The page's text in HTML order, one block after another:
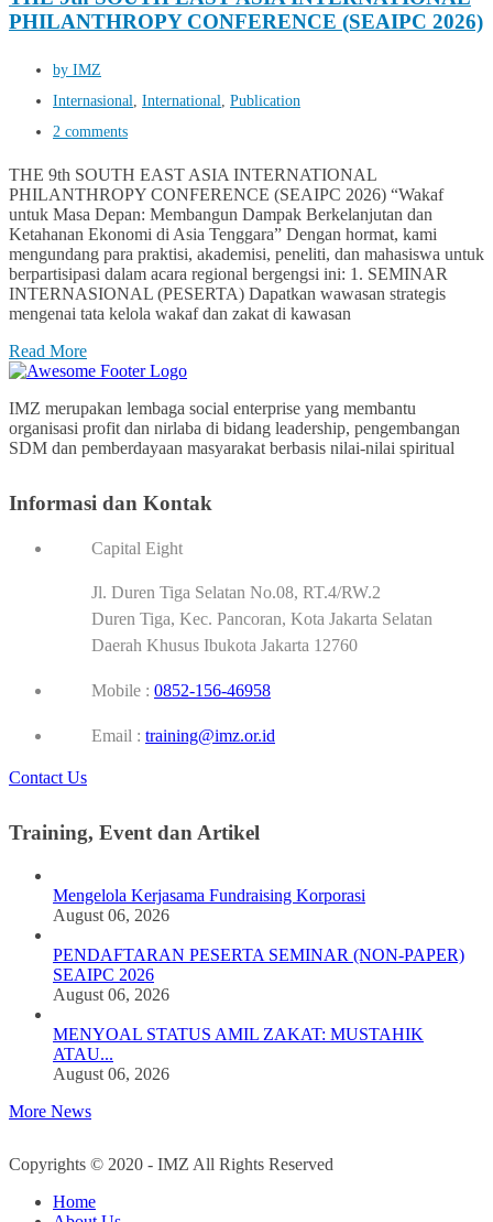
PHILANTHROPY CONFERENCE (SEAIPC 2026)
by IMZ
Internasional International Publication
2 comments
THE 9th SOUTH EAST ASIA INTERNATIONAL
PHILANTHROPY CONFERENCE (SEAIPC 2026) “Wakaf
untuk Masa Depan: Membangun Dampak Berkelanjutan dan
Ketahanan Ekonomi di Asia Tenggara” Dengan hormat, kami
mengundang para praktisi, akademisi, peneliti, dan mahasiswa untuk
berpartisipasi dalam acara regional bergengsi ini: 1. SEMINAR
INTERNASIONAL (PESERTA) Dapatkan wawasan strategis
mengenai tata kelola wakaf dan zakat di kawasan
Read More
IMZ merupakan lembaga social enterprise yang membantu
organisasi profit dan nirlaba di bidang leadership, pengembangan
SDM dan pemberdayaan masyarakat berbasis nilai-nilai spiritual
Informasi dan Kontak
Capital Eight
Jl. Duren Tiga Selatan No.08, RT.4/RW.2
Duren Tiga, Kec. Pancoran, Kota Jakarta Selatan
Daerah Khusus Ibukota Jakarta 12760
Mobile : 0852-156-46958
Email : training@imz.or.id
Contact Us
Training, Event dan Artikel
Mengelola Kerjasama Fundraising Korporasi
August 06, 2026
PENDAFTARAN PESERTA SEMINAR (NON-PAPER)
SEAIPC 2026
August 06, 2026
MENYOAL STATUS AMIL ZAKAT: MUSTAHIK
ATAU...
August 06, 2026
More News
Copyrights © 2020 - IMZ All Rights Reserved
Home